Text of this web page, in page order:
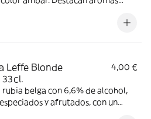
Leffe Blonde
4,00 €
rubia belga con 6,6% de alcohol,
y afrutados, con un